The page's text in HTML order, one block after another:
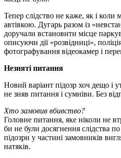
Тепер слідство не каже, як і коли
автівкою. Дугарь разом із
доручали встановити місце
описуючи дії «розвідниці»,
фотографування відеокамер і
Незняті питання
Новий варіант підозр хоч дещо і
не зняв питання і сумніви. Без
Хто замовив вбивство?
Головне питання, яке ніколи не
би не були досягнення слідства
підозри у частині замовників
натяків.